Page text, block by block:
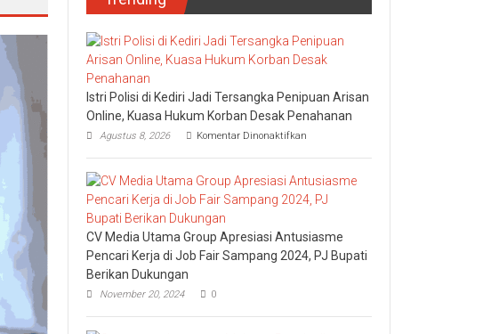
Istri Polisi di Kediri Jadi Tersangka Penipuan Arisan
Online, Kuasa Hukum Korban Desak Penahanan
Agustus 8, 2026 Komentar Dinonaktifkan
Polisi
Kediri
Jadi
Penipuan
Online,
Desak
CV Media Utama Group Apresiasi Antusiasme
Pencari Kerja di Job Fair Sampang 2024, PJ Bupati
Berikan Dukungan
November 20, 2024 0